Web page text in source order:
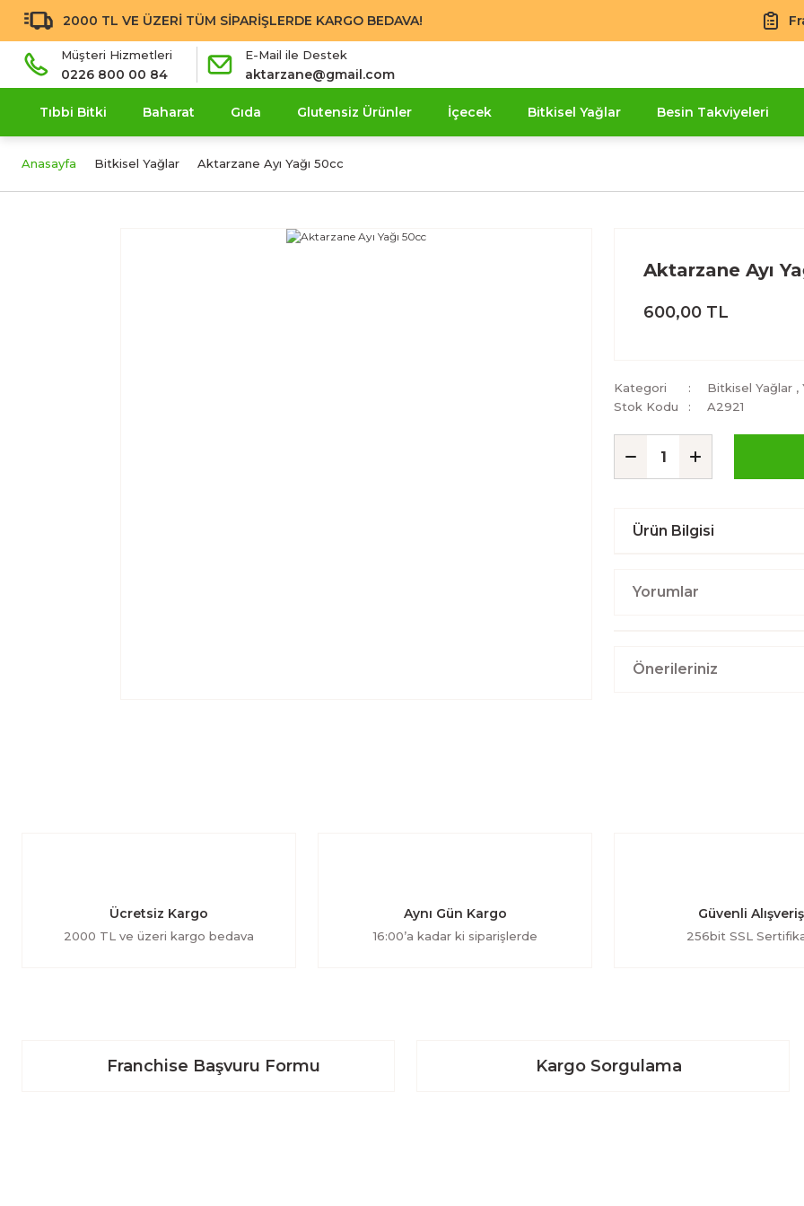
2000 TL VE ÜZERİ TÜM SİPARİŞLERDE KARGO BEDAVA!
Müşteri Hizmetleri
0226 800 00 84
E-Mail ile Destek
aktarzane@gmail.com
Tıbbi Bitki Baharat Gıda Glutensiz Ürünler İçecek Bitkisel Yağlar Besin Takviyeleri
Anasayfa Bitkisel Yağlar Aktarzane Ayı Yağı 50cc
Aktarzane Ayı
600,00 TL
Kategori Bitkisel Yağlar ,
Stok Kodu
A2921
Ürün Bilgisi
Yorumlar
Önerileriniz
Ücretsiz Kargo
2000 TL ve üzeri kargo bedava
Aynı Gün Kargo
16:00’a kadar ki siparişlerde
Güvenli Alışveriş
256bit SSL
Franchise Başvuru Formu Kargo Sorgulama